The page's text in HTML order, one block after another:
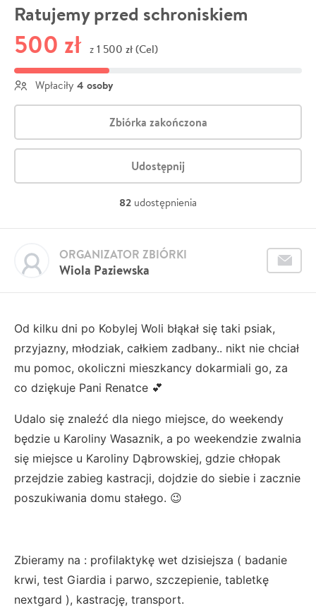
Ratujemy przed schroniskiem
500 zł z 1 500 zł (Cel)
Wpłaciły 4 osoby
Zbiórka zakończona
Udostępnij
82 udostępnienia
Wiola Paziewska
ORGANIZATOR ZBIÓRKI
Od kilku dni po Kobylej Woli błąkał się taki psiak,
przyjazny, młodziak, całkiem zadbany.. nikt nie chciał
mu pomoc, okoliczni mieszkancy dokarmiali go, za
co dziękuje Pani Renatce 💕
Udalo się znaleźć dla niego miejsce, do weekendy
będzie u Karoliny Wasaznik, a po weekendzie zwalnia
się miejsce u Karoliny Dąbrowskiej, gdzie chłopak
przejdzie zabieg kastracji, dojdzie do siebie i zacznie
poszukiwania domu stałego. 😉
Zbieramy na : profilaktykę wet dzisiejsza ( badanie
krwi, test Giardia i parwo, szczepienie, tabletkę
nextgard ), kastrację, transport.